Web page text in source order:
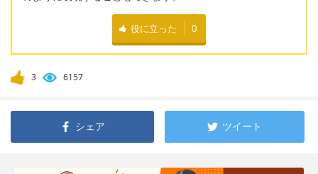
役に立った 0
3 6157
シェア ツイート